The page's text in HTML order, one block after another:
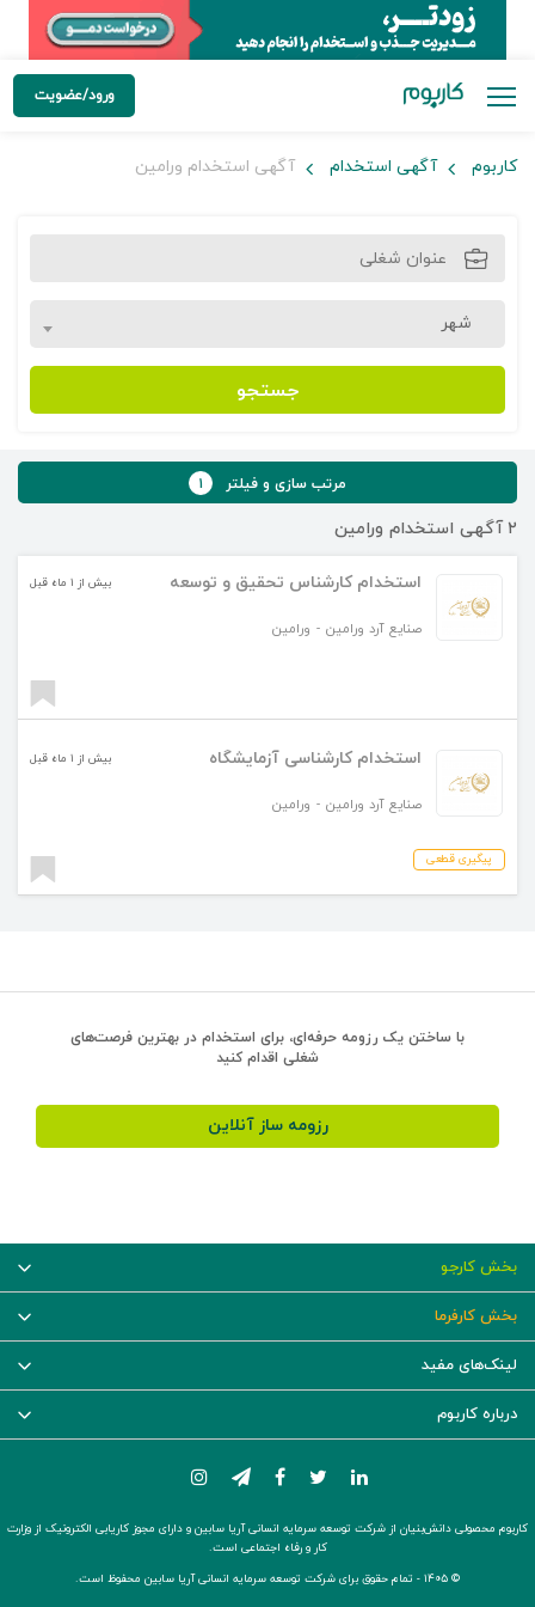
ورود/عضویت
کاربوم آگهی استخدام آگهی استخدام ورامین
شهر
جستجو
مرتب سازی و فیلتر ۱
۲ آگهی استخدام ورامین
استخدام کارشناس تحقیق و توسعه
صنایع آرد ورامین - ورامین
بیش از ۱ ماه قبل
استخدام کارشناسی آزمایشگاه
صنایع آرد ورامین - ورامین
بیش از ۱ ماه قبل
پیگیری قطعی
با ساختن یک رزومه حرفه‌ای، برای استخدام در بهترین فرصت‌های
شغلی اقدام کنید
رزومه ساز آنلاین
بخش کارجو
بخش کارفرما
لینک‌های مفید
درباره کاربوم
کاربوم محصولی دانش‌بنیان از شرکت توسعه سرمایه انسانی آریا سابین و دارای مجوز کاریابی الکترونیک از وزارت
کار و رفاه اجتماعی است.
© ۱۴۰۵ -
تمام حقوق برای شرکت توسعه سرمایه انسانی آریا سابین محفوظ است.